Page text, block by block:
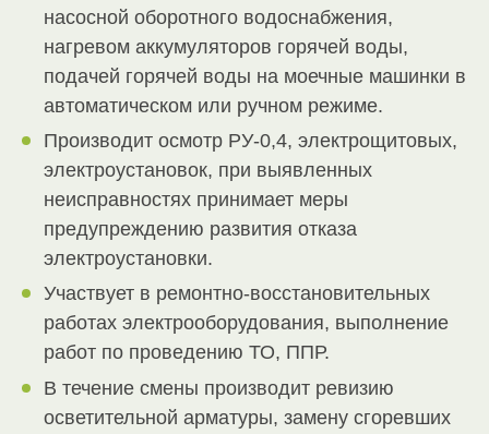
насосной оборотного водоснабжения,
нагревом аккумуляторов горячей воды,
подачей горячей воды на моечные машинки в
автоматическом или ручном режиме.
Производит осмотр РУ-0,4, электрощитовых,
электроустановок, при выявленных
неисправностях принимает меры
предупреждению развития отказа
электроустановки.
Участвует в ремонтно-восстановительных
работах электрооборудования, выполнение
работ по проведению ТО, ППР.
В течение смены производит ревизию
осветительной арматуры, замену сгоревших